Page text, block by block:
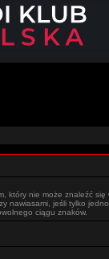
który nie może znaleźć się
nawiasami, jeśli tylko
ciągu znaków.